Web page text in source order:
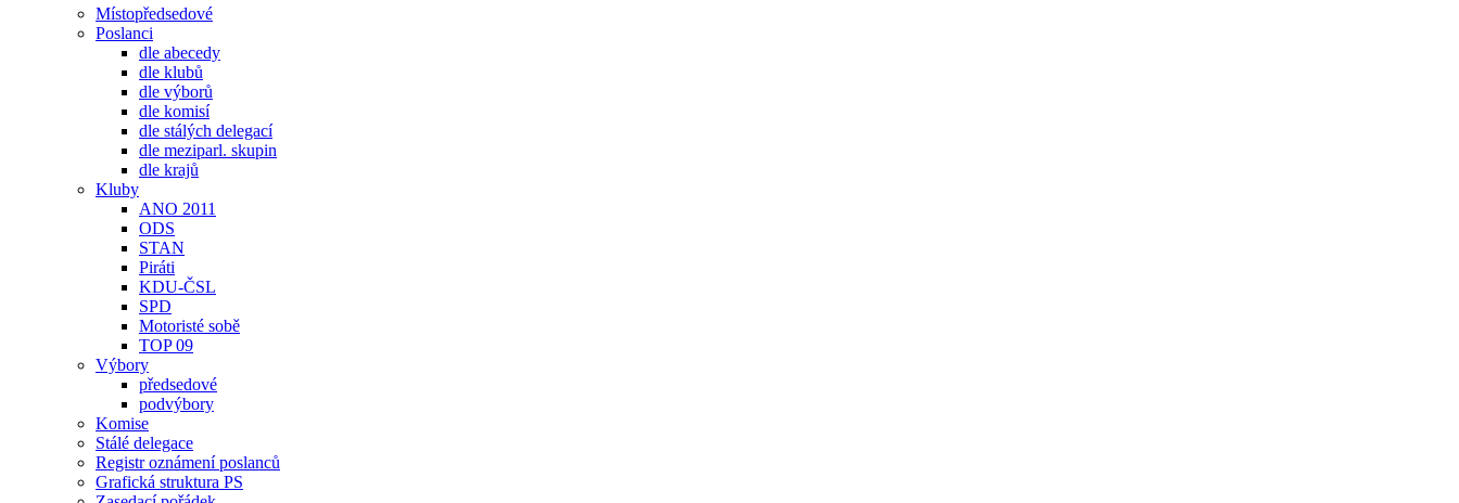
Místopředsedové
Poslanci
dle abecedy
dle klubů
dle výborů
dle komisí
dle stálých delegací
dle meziparl. skupin
dle krajů
Kluby
ANO 2011
ODS
STAN
Piráti
KDU-ČSL
SPD
Motoristé sobě
TOP 09
Výbory
předsedové
podvýbory
Komise
Stálé delegace
Registr oznámení poslanců
Grafická struktura PS